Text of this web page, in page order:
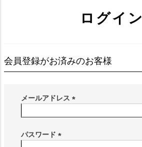
ログイン
会員登録がお済みのお客様
メールアドレス
)
パスワード